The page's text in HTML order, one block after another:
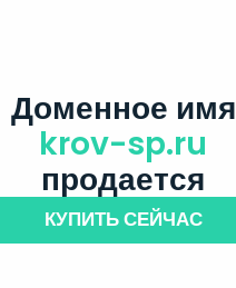
Доменное имя
krov-sp.ru
продается
КУПИТЬ СЕЙЧАС